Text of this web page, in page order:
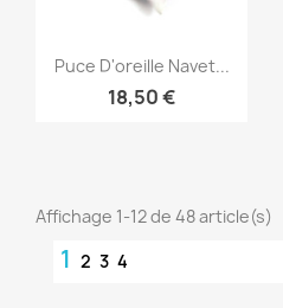
Aperçu rapide
Puce D'oreille Navet...
18,50 €
Affichage 1-12 de 48 article(s)
1 2 3 4